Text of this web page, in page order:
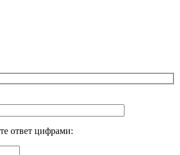
ответ цифрами: